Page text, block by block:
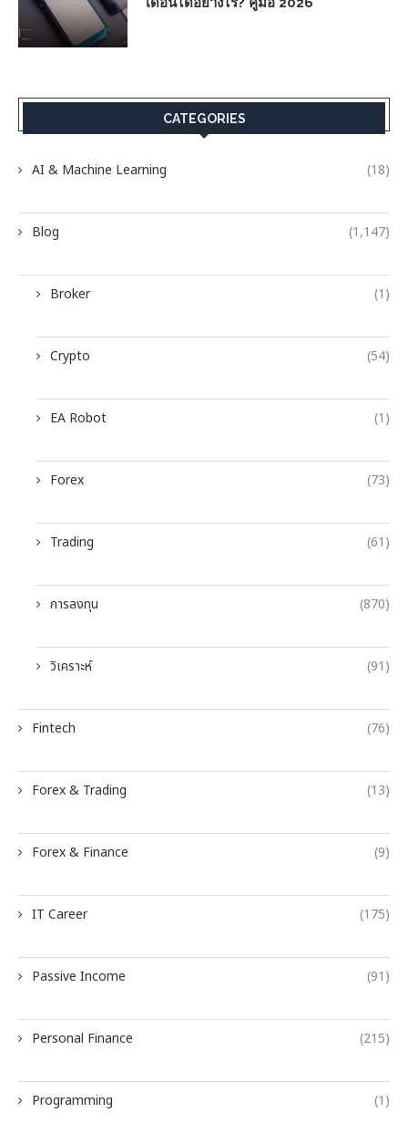
CATEGORIES
AI & Machine Learning (18)
Blog (1,147)
Broker (1)
Crypto (54)
EA Robot (1)
Forex (73)
Trading (61)
การลงทุน (870)
วิเคราะห์ (91)
Fintech (76)
Forex & Trading (13)
Forex & Finance (9)
IT Career (175)
Passive Income (91)
Personal Finance (215)
Programming (1)